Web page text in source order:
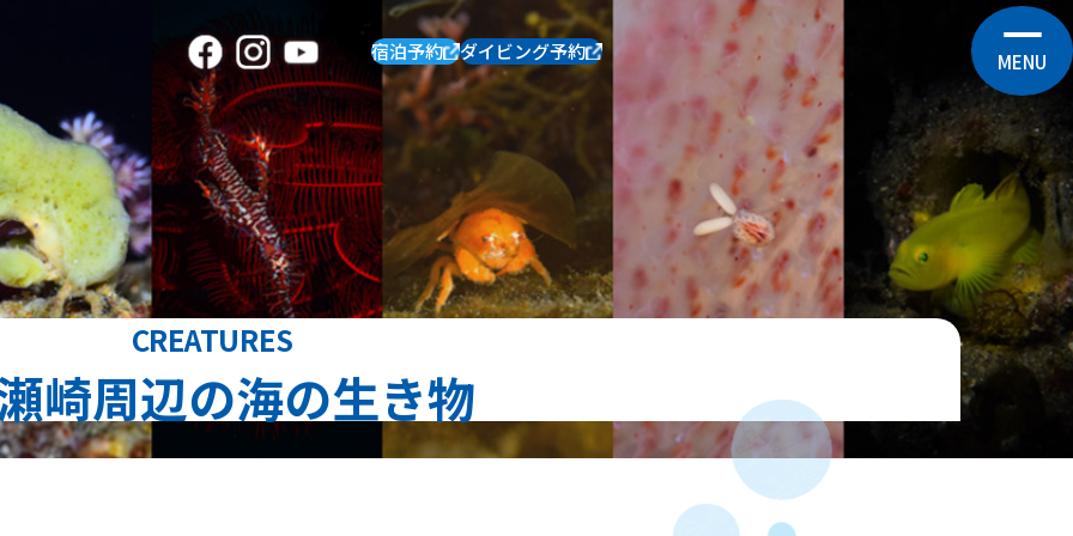
宿泊予約 ダイビング予約 MENU
CREATURES
崎周辺の海の生き物